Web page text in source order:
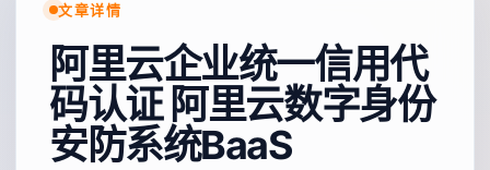
文章详情
阿里云企业统一信用代
码认证 阿里云数字身份
安防系统BaaS